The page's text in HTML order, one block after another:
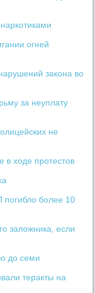
огней
закона во
за неуплату
не
в ходе протестов
погибло более 10
заложника, если
до семи
теракты на